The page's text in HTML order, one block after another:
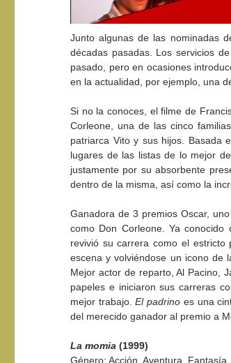
Junto algunas de las nominadas
décadas pasadas. Los servicios
pasado, pero en ocasiones
en la actualidad, por ejemplo, una
Si no la conoces, el filme de
Corleone, una de las cinco
patriarca Vito y sus hijos. Basada
lugares de las listas de lo mejor
justamente por su absorbente
dentro de la misma, así como la
Ganadora de 3 premios Oscar,
como Don Corleone. Ya
revivió su carrera como el estricto
escena y volviéndose un icono de
Mejor actor de reparto, Al Pacino,
papeles e iniciaron sus carreras
mejor trabajo. El padrino es una
del merecido ganador al premio a
La momia (1999)
Género: Acción, Aventura, Fantasía
Cultura BC invita a
integrarse a la Red
Estatal de Música 2026
Gobierno
California
guardianes